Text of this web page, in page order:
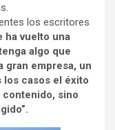
los escritores
ha vuelto una
algo que
gran empresa, un
casos el éxito
contenido, sino